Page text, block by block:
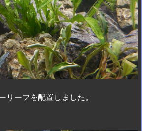
リーフを配置しました。